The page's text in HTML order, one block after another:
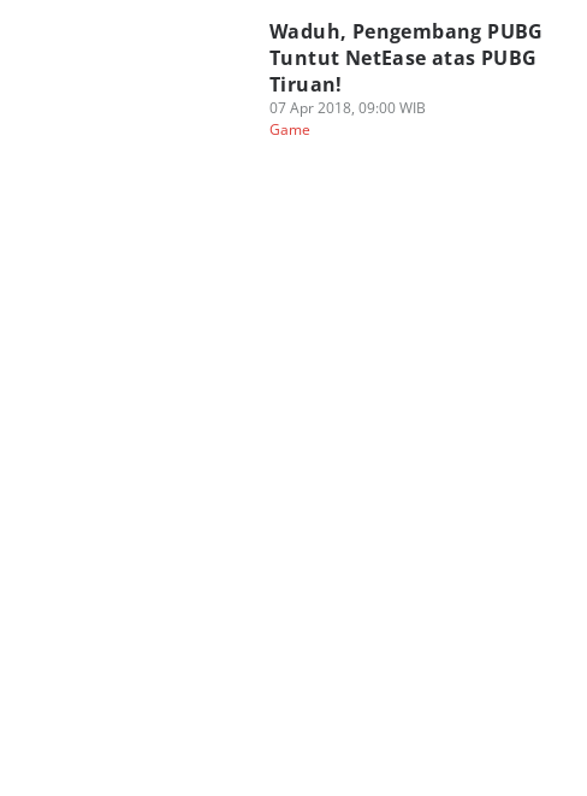
Waduh, Pengembang PUBG
Tuntut NetEase atas PUBG
Tiruan!
07 Apr 2018, 09:00 WIB
Game